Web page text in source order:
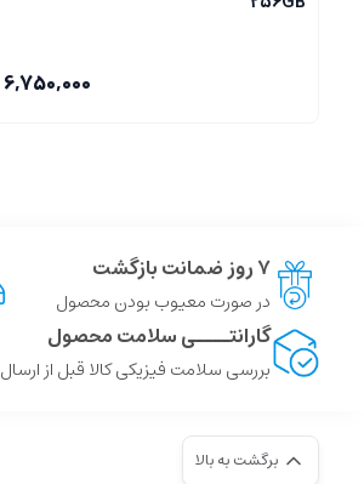
6,750,000
۷ روز ضمانت بازگشت
در صورت معیوب بودن محصول
گارانتــــی سلامت محصول
بررسی سلامت فیزیکی کالا قبل از ارسال
برگشت به بالا